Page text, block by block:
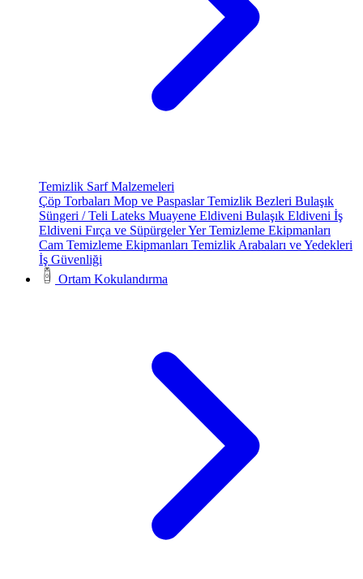
Temizlik Sarf Malzemeleri
Çöp Torbaları Mop ve PaspaslarTemizlik Bezleri Bulaşık
Süngeri / Teli Lateks Muayene Eldiveni Bulaşık Eldiveni İş
Eldiveni Fırça ve SüpürgelerYer Temizleme Ekipmanları
Cam Temizleme Ekipmanları Temizlik Arabaları ve Yedekleri
İş Güvenliği
Ortam Kokulandırma